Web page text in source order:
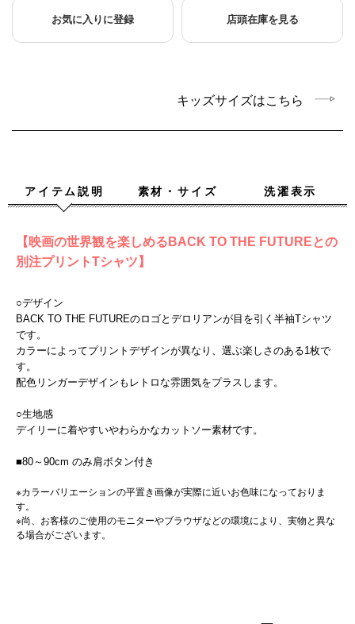
お気に入りに登録 店頭在庫を見る
キッズサイズはこちら
アイテム説明 素材・サイズ 洗濯表示
【映画の世界観を楽しめるBACK TO THE FUTUREとの
別注プリントTシャツ】
○デザイン
BACK TO THE FUTUREのロゴとデロリアンが目を引く半袖Tシャツ
です。
カラーによってプリントデザインが異なり、選ぶ楽しさのある1枚で
す。
配色リンガーデザインもレトロな雰囲気をプラスします。
○生地感
デイリーに着やすいやわらかなカットソー素材です。
■80～90cm のみ肩ボタン付き
※カラーバリエーションの平置き画像が実際に近いお色味になっておりま
す。
※尚、お客様のご使用のモニターやブラウザなどの環境により、実物と異な
る場合がございます。